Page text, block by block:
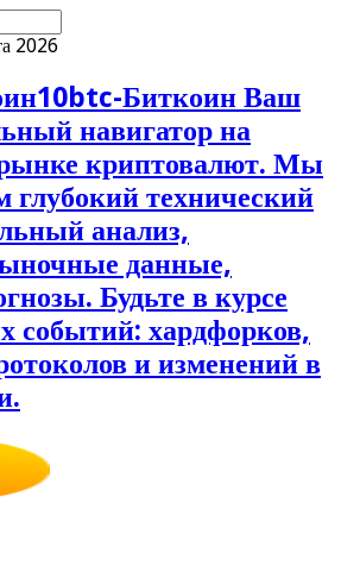
2026
10btc-Биткоин Ваш
навигатор на
криптовалют. Мы
глубокий технический
анализ,
данные,
Будьте в курсе
событий: хардфорков,
и изменений в